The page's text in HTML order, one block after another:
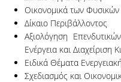
Οικονομικά των
Δίκαιο Περιβάλλοντος
Αξιολόγηση
Ενέργεια και Διαχείριση
Ειδικά Θέματα
Σχεδιασμός και